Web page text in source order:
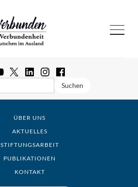
ÜBER UNS
AKTUELLES
STIFTUNGSARBEIT
PUBLIKATIONEN
KONTAKT